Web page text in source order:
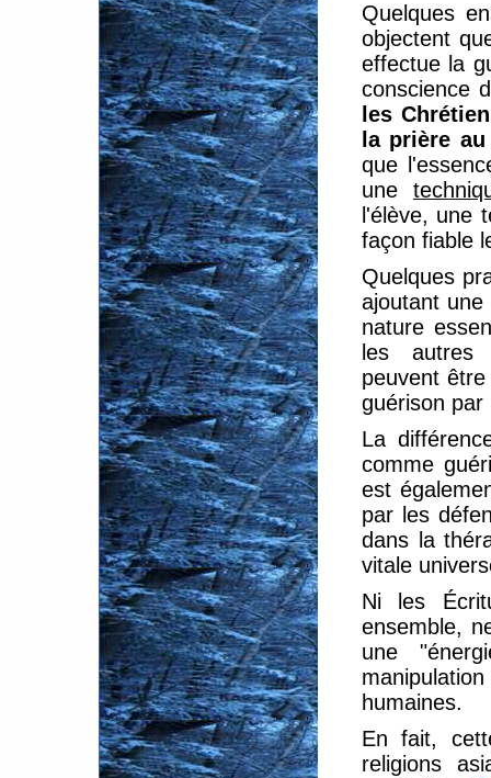
Quelques
objectent
effectue la
conscience
les
la prière
que
une
l'élève, une
façon fiable
Quelques
ajoutant
nature
les autres
peuvent
guérison par
La
comme
est
par les
dans la
vitale
Ni les
ensemble,
une
humaines.
En fait,
religions